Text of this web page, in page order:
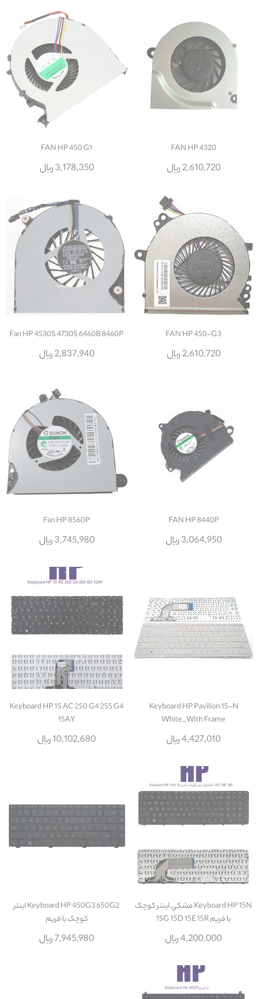
FAN HP 4320
2,610,720 ریال
FAN HP 450 G1
3,178,350 ریال
FAN HP 450-G3
2,610,720 ریال
Fan HP 4530S 4730S 6460B 8460P
2,837,940 ریال
FAN HP 8440P
3,064,950 ریال
Fan HP 8560P
3,745,980 ریال
Keyboard HP Pavilion 15-N
White_With Frame
4,427,010 ریال
Keyboard HP 15 AC 250 G4 255 G4
15AY
10,102,680 ریال
Keyboard HP 15N مشکي اينتر کوچک
با فريم 15G 15D 15E 15R
4,200,000 ریال
Keyboard HP 450G3 650G2 اينتر
کوچک با فريم
7,945,980 ریال